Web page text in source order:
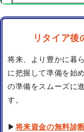
リタイア後
将来、より豊かに暮
に把握して準備を始
の準備をスムーズに
す。
▶将来資金の無料診